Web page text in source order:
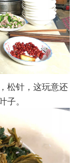
松针，这玩意还
。